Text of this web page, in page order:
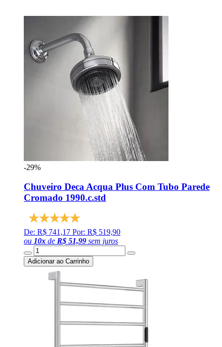
-29%
Chuveiro Deca Acqua Plus Com Tubo Parede
Cromado 1990.c.std
De: R$ 741,17 Por: R$ 519,90
ou 10x de R$ 51,99 sem juros
Adicionar ao Carrinho